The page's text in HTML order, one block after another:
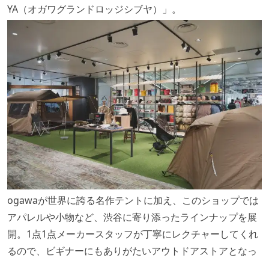
YA（オガワグランドロッジシブヤ）」。
ogawaが世界に誇る名作テントに加え、このショップでは
アパレルや小物など、渋谷に寄り添ったラインナップを展
開。1点1点メーカースタッフが丁寧にレクチャーしてくれ
るので、ビギナーにもありがたいアウトドアストアとなっ